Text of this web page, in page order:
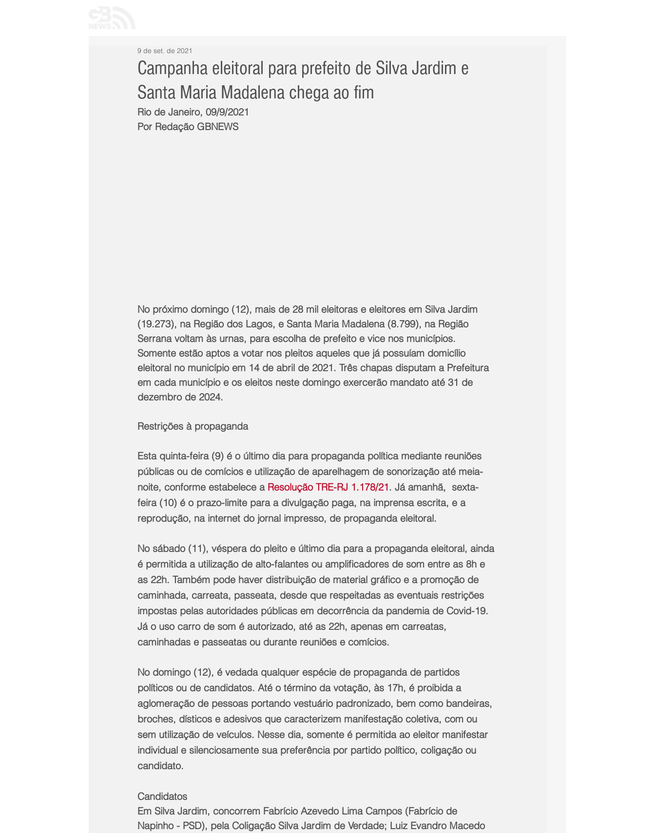
Campanha eleitoral para prefeito de Silva Jardim e
Santa Maria Madalena chega ao fim
9 de set. de 2021
Rio de Janeiro, 09/9/2021
Por Redação GBNEWS
No próximo domingo (12), mais de 28 mil eleitoras e eleitores em Silva Jardim
(19.273), na Região dos Lagos, e Santa Maria Madalena (8.799), na Região
Serrana voltam às urnas, para escolha de prefeito e vice nos municípios.
Somente estão aptos a votar nos pleitos aqueles que já possuíam domicílio
eleitoral no município em 14 de abril de 2021. Três chapas disputam a Prefeitura
em cada município e os eleitos neste domingo exercerão mandato até 31 de
dezembro de 2024.
Restrições à propaganda
Esta quinta-feira (9) é o último dia para propaganda política mediante reuniões
públicas ou de comícios e utilização de aparelhagem de sonorização até meia-
noite, conforme estabelece a Resolução TRE-RJ 1.178/21. Já amanhã,  sexta-
feira (10) é o prazo-limite para a divulgação paga, na imprensa escrita, e a
reprodução, na internet do jornal impresso, de propaganda eleitoral.
No sábado (11), véspera do pleito e último dia para a propaganda eleitoral, ainda
é permitida a utilização de alto-falantes ou amplificadores de som entre as 8h e
as 22h. Também pode haver distribuição de material gráfico e a promoção de
caminhada, carreata, passeata, desde que respeitadas as eventuais restrições
impostas pelas autoridades públicas em decorrência da pandemia de Covid-19.
Já o uso carro de som é autorizado, até as 22h, apenas em carreatas,
caminhadas e passeatas ou durante reuniões e comícios.
No domingo (12), é vedada qualquer espécie de propaganda de partidos
políticos ou de candidatos. Até o término da votação, às 17h, é proibida a
aglomeração de pessoas portando vestuário padronizado, bem como bandeiras,
broches, dísticos e adesivos que caracterizem manifestação coletiva, com ou
sem utilização de veículos. Nesse dia, somente é permitida ao eleitor manifestar
individual e silenciosamente sua preferência por partido político, coligação ou
candidato.
Candidatos
Em Silva Jardim, concorrem Fabrício Azevedo Lima Campos (Fabrício de
Napinho - PSD), pela Coligação Silva Jardim de Verdade; Luiz Evandro Macedo